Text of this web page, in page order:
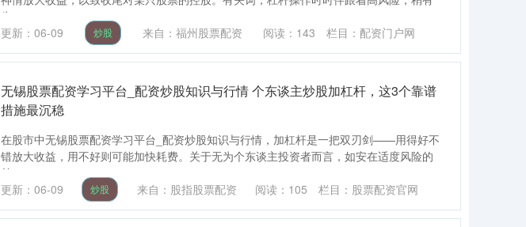
失....
更新：06-09
炒股 来自：福州股票配资 阅读： 143 栏目：配资门户网
无锡股票配资学习平台_配资炒股知识与行情 个东谈主炒股加杠杆，这3个靠谱
措施最沉稳
在股市中无锡股票配资学习平台_配资炒股知识与行情，加杠杆是一把双刃剑——用得好不
错放大收益，用不好则可能加快耗费。关于无为个东谈主投资者而言，如安在适度风险的
前....
更新：06-09
炒股 来自：股指股票配资 阅读： 105 栏目： 股票配资官网